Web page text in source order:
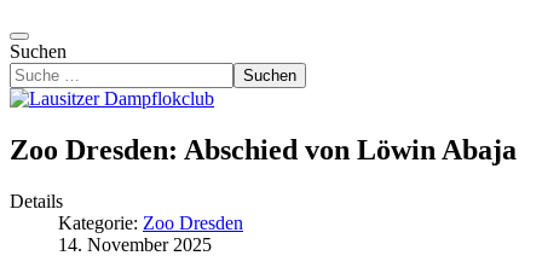
Suchen
Suchen
Zoo Dresden: Abschied von Löwin Abaja
Details
Kategorie: Zoo Dresden
14. November 2025